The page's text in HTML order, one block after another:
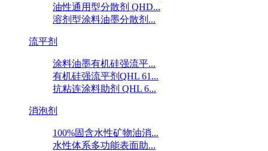
油性通用型分散剂 QHD...
溶剂型涂料油墨分散剂...
流平剂
涂料油墨有机硅强流平...
有机硅强流平剂QHL 61...
抗粘连涂料助剂 QHL 6...
消泡剂
100%固含水性矿物油消...
水性体系多功能表面助...